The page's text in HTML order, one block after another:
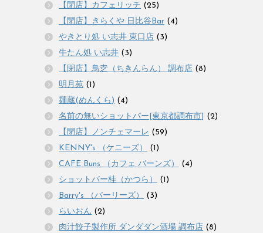
【閉店】カフェリッチ (25)
【閉店】きらくや 日比谷Bar (4)
やきとり処 い志井 東口店 (3)
牛たん処 い志井 (3)
【閉店】鳥赱（ちきんらん） 調布店 (8)
明月苑 (1)
麺蔵(めんくら) (4)
名前の無いショットバー[東京都調布市]
(2)
【閉店】ノンチェマーレ (59)
KENNY's （ケニーズ）
(1)
CAFE Buns （カフェ バーンズ）
(4)
ショットバー桂（かつら）
(1)
Barry's （バーリーズ）
(3)
らいおん (2)
肉汁餃子製作所 ダンダダン酒場 調布店 (8)